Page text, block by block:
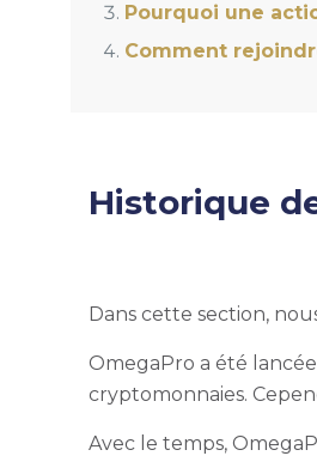
Pourquoi une
Comment
Historique
Dans cette section,
OmegaPro a été
cryptomonnaies.
Avec le temps,